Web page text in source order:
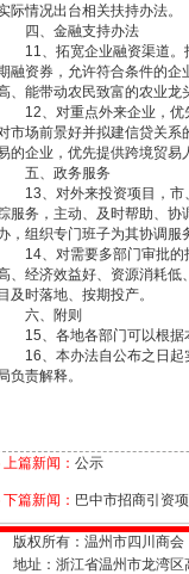
际情况出台相关扶持办法。
四、金融支持办法
11、拓宽企业融资渠道。指
融资券，允许符合条件的企
、能带动农民致富的农业龙
12、对重点外来企业，优先
市场前景好并拟建信贷关系
的企业，优先提供跨境贸易
五、政务服务
13、对外来投资项目，市、
服务，主动、及时帮助、协
，组织专门班子为其协调服
14、对需要多部门审批的投
、经济效益好、资源消耗低
目及时落地、按期投产。
六、附则
15、各地各部门可以根据
16、本办法自公布之日起实
负责解释。
上篇新闻： 公示
下篇新闻： 巴中市招商引资
版权所有：温州市四川商
地址：浙江省温州市龙湾